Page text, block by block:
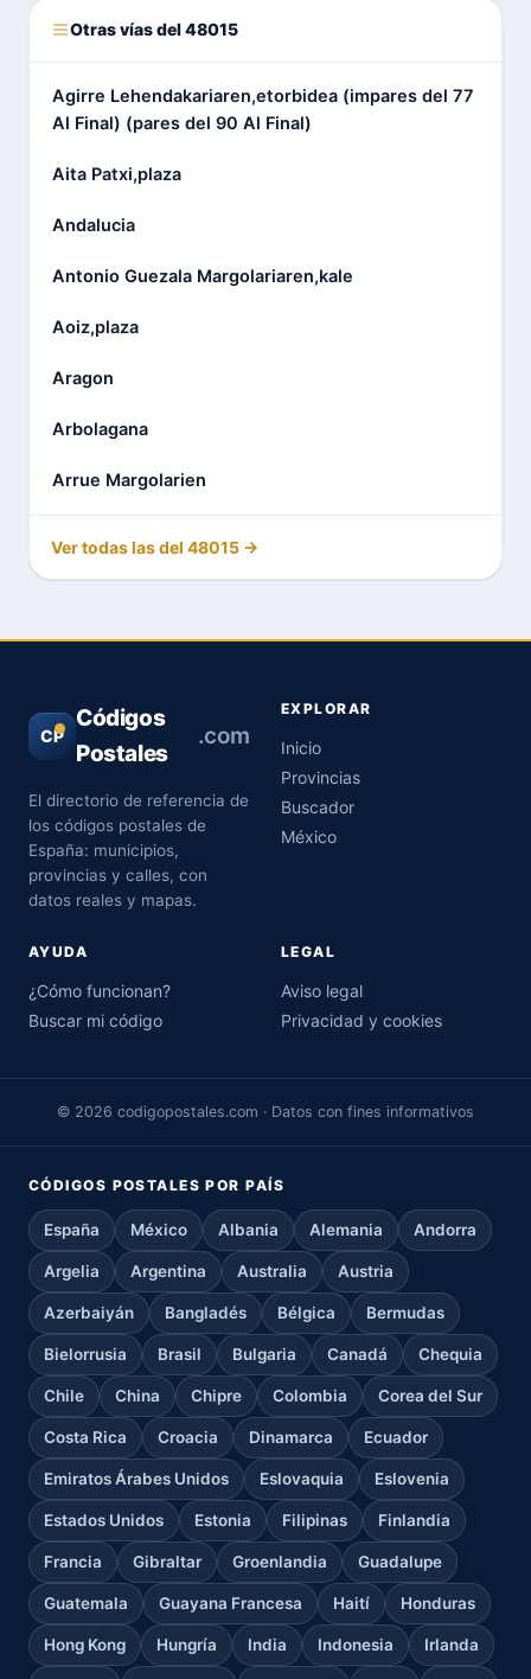
Otras vías del 48015
Agirre Lehendakariaren,etorbidea (impares del 77
Al Final) (pares del 90 Al Final)
Aita Patxi,plaza
Andalucia
Antonio Guezala Margolariaren,kale
Aoiz,plaza
Aragon
Arbolagana
Arrue Margolarien
Ver todas las del 48015 →
CP
Códigos
Postales
.com
El directorio de referencia de
los códigos postales de
España: municipios,
provincias y calles, con
datos reales y mapas.
EXPLORAR
Inicio
Provincias
Buscador
México
AYUDA
¿Cómo funcionan?
Buscar mi código
LEGAL
Aviso legal
Privacidad y cookies
© 2026 codigopostales.com · Datos con fines informativos
CÓDIGOS POSTALES POR PAÍS
España México Albania Alemania Andorra
Argelia Argentina Australia Austria
Azerbaiyán Bangladés Bélgica Bermudas
Bielorrusia Brasil Bulgaria Canadá Chequia
Chile China Chipre Colombia Corea del Sur
Costa Rica Croacia Dinamarca Ecuador
Emiratos Árabes Unidos Eslovaquia Eslovenia
Estados Unidos Estonia Filipinas Finlandia
Francia Gibraltar Groenlandia Guadalupe
Guatemala Guayana Francesa Haití Honduras
Hong Kong Hungría India Indonesia Irlanda